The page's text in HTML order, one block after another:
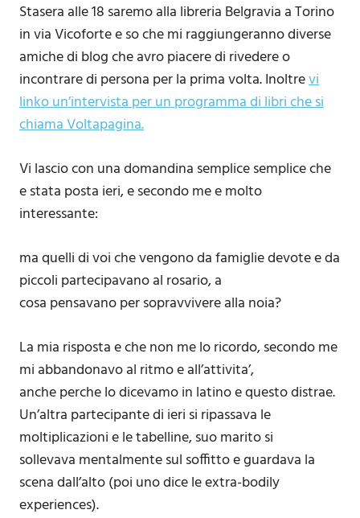
Stasera alle 18 saremo alla libreria Belgravia a Torino
in via Vicoforte e so che mi raggiungeranno diverse
amiche di blog che avro piacere di rivedere o
incontrare di persona per la prima volta. Inoltrevi
linko un’intervista per un programma di libri che si
chiama Voltapagina.
Vi lascio con una domandina semplice semplice che
e stata posta ieri, e secondo me e molto
interessante:
ma quelli di voi che vengono da famiglie devote e da
piccoli partecipavano al rosario, a
cosa pensavano per sopravvivere alla noia?
La mia risposta e che non me lo ricordo, secondo me
mi abbandonavo al ritmo e all’attivita’,
anche perche lo dicevamo in latino e questo distrae.
Un’altra partecipante di ieri si ripassava le
moltiplicazioni e le tabelline, suo marito si
sollevava mentalmente sul soffitto e guardava la
scena dall’alto (poi uno dice le extra-bodily
experiences).